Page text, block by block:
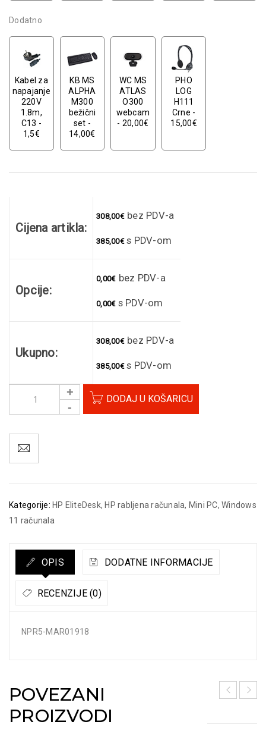
Dodatno
Kabel za
napajanje
220V
1.8m,
C13 -
1,5€
KB MS
ALPHA
M300
bežični
set -
14,00€
WC MS
ATLAS
O300
webcam
- 20,00€
PHO
LOG
H111
Crne -
15,00€
Cijena artikla:
308,00€ bez PDV-a
385,00€s PDV-om
Opcije:
0,00€ bez PDV-a
0,00€s PDV-om
Ukupno:
308,00€ bez PDV-a
385,00€s PDV-om
DODAJ U KOŠARICU
Kategorije: HP EliteDesk, HP rabljena računala, Mini PC, Windows
11 računala
OPIS DODATNE INFORMACIJE
RECENZIJE (0)
NPR5-MAR01918
POVEZANI
PROIZVODI